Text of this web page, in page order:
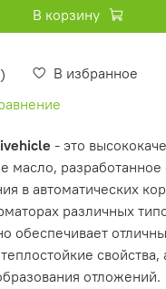
В избранное
В корзину
- это
масло, разработанное
в автоматических
различных
обеспечивает
свойства,
отложений.